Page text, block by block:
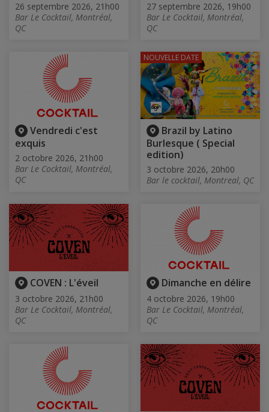
26 septembre 2026, 21h00
Bar Le Cocktail, Montréal,
QC
27 septembre 2026, 19h00
Bar Le Cocktail, Montréal,
QC
Vendredi c'est
exquis
2 octobre 2026, 21h00
Bar Le Cocktail, Montréal,
QC
Brazil by Latino
Burlesque ( Special
edition)
3 octobre 2026, 20h00
Bar le cocktail, Montreal, QC
NOUVELLE DATE
COVEN : L'éveil
3 octobre 2026, 21h00
Bar Le Cocktail, Montréal,
QC
Dimanche en délire
4 octobre 2026, 19h00
Bar Le Cocktail, Montréal,
QC